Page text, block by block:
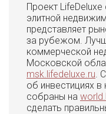
Проект
элитной
представляет
за рубежом.
коммерческой
Московской
msk.lifedeluxe.ru .
об инвестициях
собраны на
сделать